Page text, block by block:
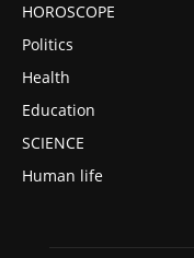
HOROSCOPE
Politics
Health
Education
SCIENCE
Human life